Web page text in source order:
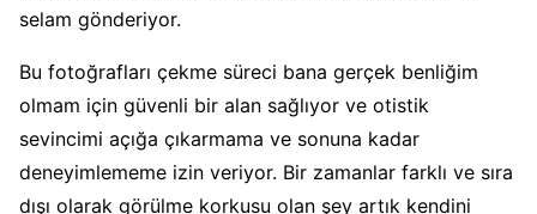
selam gönderiyor.
Bu fotoğrafları çekme süreci bana gerçek benliğim
olmam için güvenli bir alan sağlıyor ve otistik
sevincimi açığa çıkarmama ve sonuna kadar
deneyimlememe izin veriyor. Bir zamanlar farklı ve sıra
dışı olarak görülme korkusu olan şey artık kendini